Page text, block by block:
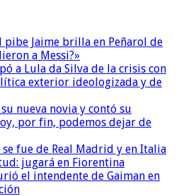
pibe Jaime brilla en Peñarol de
a Messi?»
a Lula da Silva de la crisis con
exterior ideologizada y de
nueva novia y contó su
por fin, podemos dejar de
fue de Real Madrid y en Italia
jugará en Fiorentina
el intendente de Gaiman en